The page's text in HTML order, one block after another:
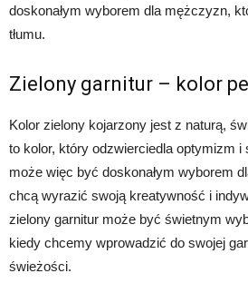
doskonałym wyborem dla mężczyzn,
tłumu.
Zielony garnitur – kolor
Kolor zielony kojarzony jest z naturą,
to kolor, który odzwierciedla optymizm i
może więc być doskonałym wyborem
chcą wyrazić swoją kreatywność i
zielony garnitur może być świetnym
kiedy chcemy wprowadzić do swojej
świeżości.